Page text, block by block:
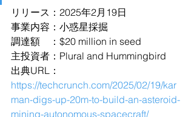
リリース：2025年2月19日
事業内容：小惑星採掘
調達額　：$20 million in seed
主投資者：Plural and Hummingbird
出典URL：
https://techcrunch.com/2025/02/19/kar
man-digs-up-20m-to-build-an-asteroid-
mining-autonomous-spacecraft/